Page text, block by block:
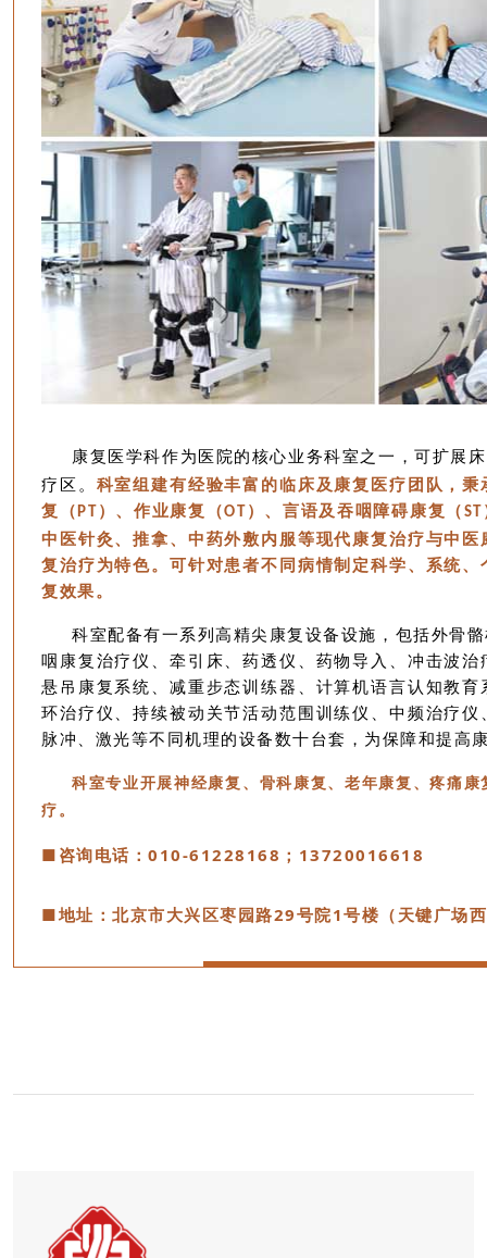
康复医学科作为医院的核心业务科室之一，可扩展
疗区。 科室组建有经验丰富的临床及康复医疗团队，
复（ PT ）、作业康复（OT ）、言语及吞咽障碍康复（ ST
中医针灸、推拿、中药外敷内服等现代康复治疗与中
复治疗为特色。可针对患者不同病情制定科学、系统
复效果。
科室配备有一系列高精尖康复设备设施，包括外骨
咽康复治疗仪、牵引床、药透仪、药物导入、冲击波
悬吊康复系统、减重步态训练器、计算机语言认知教
环治疗仪、持续被动关节活动范围训练仪、中频治疗
脉冲、激光等不同机理的设备数十台套，为保障和提高
科室专业开展神经康复、骨科康复、老年康复、疼痛
疗。
■咨询电话：010-61228168；13720016618
■地址：北京市大兴区枣园路29号院1号楼（天键广场